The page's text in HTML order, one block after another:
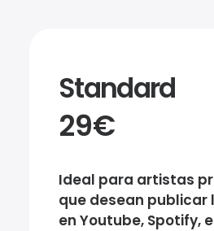
Standard
29€
Ideal para artistas
que desean publicar
en Youtube, Spotify,